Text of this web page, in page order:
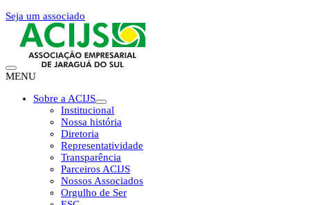
Seja um associado
MENU
Sobre a ACIJS
Institucional
Nossa história
Diretoria
Representatividade
Transparência
Parceiros ACIJS
Nossos Associados
Orgulho de Ser